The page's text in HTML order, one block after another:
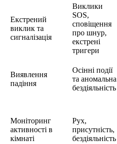
Екстрений
виклик та
сигналізація
Виклики
SOS,
сповіщення
про шнур,
екстрені
тригери
Виявлення
падіння
Осінні події
та аномальна
бездіяльність
Моніторинг
активності в
кімнаті
Рух,
присутність,
бездіяльність